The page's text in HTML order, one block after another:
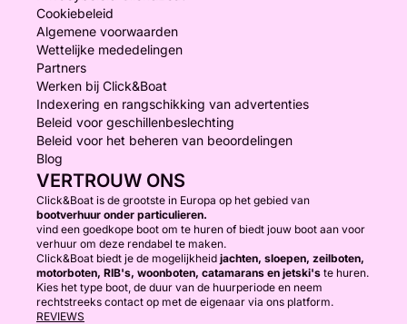
Cookiebeleid
Algemene voorwaarden
Wettelijke mededelingen
Partners
Werken bij Click&Boat
Indexering en rangschikking van advertenties
Beleid voor geschillenbeslechting
Beleid voor het beheren van beoordelingen
Blog
VERTROUW ONS
Click&Boat is de grootste in Europa op het gebied van
bootverhuur onder particulieren.
vind een goedkope boot om te huren of biedt jouw boot aan voor
verhuur om deze rendabel te maken.
Click&Boat biedt je de mogelijkheid jachten, sloepen, zeilboten,
motorboten, RIB's, woonboten, catamarans en jetski's te huren.
Kies het type boot, de duur van de huurperiode en neem
rechtstreeks contact op met de eigenaar via ons platform.
REVIEWS